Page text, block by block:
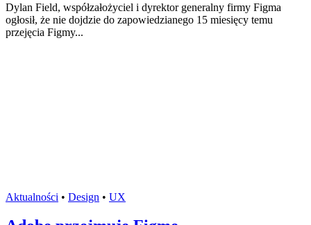
Dylan Field, współzałożyciel i dyrektor generalny firmy Figma
ogłosił, że nie dojdzie do zapowiedzianego 15 miesięcy temu
przejęcia Figmy...
Aktualności • Design • UX